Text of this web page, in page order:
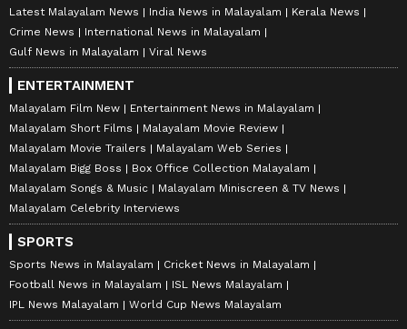
Latest Malayalam News
India News in Malayalam
Kerala News
Crime News
International News in Malayalam
Gulf News in Malayalam
Viral News
ENTERTAINMENT
Malayalam Film New
Entertainment News in Malayalam
Malayalam Short Films
Malayalam Movie Review
Malayalam Movie Trailers
Malayalam Web Series
Malayalam Bigg Boss
Box Office Collection Malayalam
Malayalam Songs & Music
Malayalam Miniscreen & TV News
Malayalam Celebrity Interviews
SPORTS
Sports News in Malayalam
Cricket News in Malayalam
Football News in Malayalam
ISL News Malayalam
IPL News Malayalam
World Cup News Malayalam